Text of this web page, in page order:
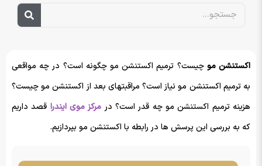
اکستنشن مو چیست؟ ترمیم اکستنشن مو چگونه است؟ در چه مواقعی
به ترمیم اکستنشن مو نیاز است؟ مراقبتهای بعد از اکستنشن مو چیست؟
هزینه ترمیم اکستنشن مو چه قدر است؟ در مرکز موی ایندرا قصد داریم
که به بررسی این پرسش ها در رابطه با اکستنشن مو بپردازیم.